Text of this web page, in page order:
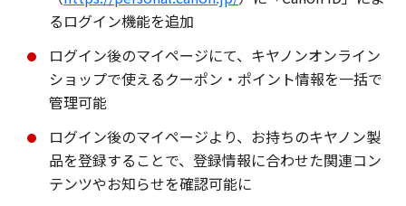
るログイン機能を追加
ログイン後のマイページにて、キヤノンオンライン
ショップで使えるクーポン・ポイント情報を一括で
管理可能
ログイン後のマイページより、お持ちのキヤノン製
品を登録することで、登録情報に合わせた関連コン
テンツやお知らせを確認可能に